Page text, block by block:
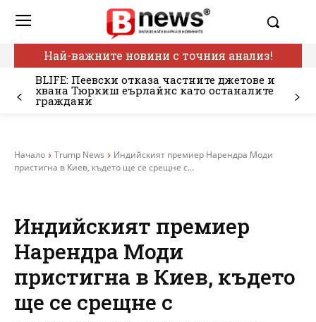
Най-важните новини с точния анализ!
BLIFE: Пеевски отказа частните джетове и
хвана Тюркиш еърлайнс като останалите
граждани
Начало Trump News
Индийският премиер Нарендра Моди
пристигна в Киев, където ще се срещне с...
Индийският премиер
Нарендра Моди
пристигна в Киев, където
ще се срещне с